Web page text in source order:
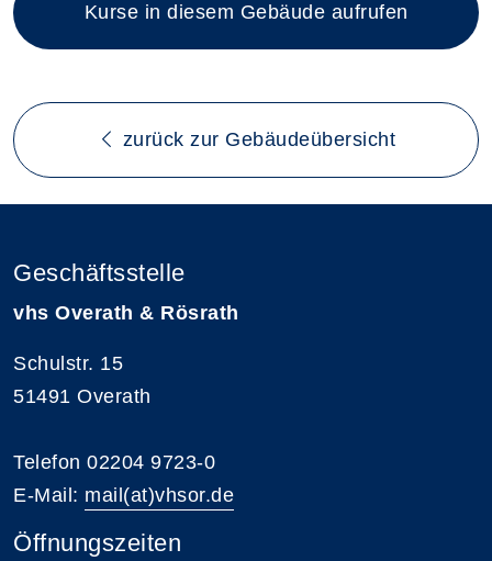
Kurse in diesem Gebäude aufrufen
zurück zur Gebäudeübersicht
Geschäftsstelle
vhs Overath & Rösrath
Schulstr. 15
51491 Overath
Telefon 02204 9723-0
E-Mail: mail(at)vhsor.de
Öffnungszeiten